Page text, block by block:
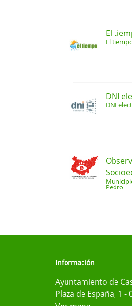
El
El tiempo
DNI
DNI
Pedro
Información
Ayuntamiento de
Plaza de España, 1 -